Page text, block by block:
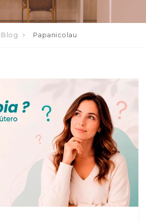
Blog Papanicolau